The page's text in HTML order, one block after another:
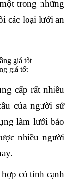
trong những
các loại lưới an
giá tốt
cấp rất nhiều
của người sử
làm lưới bảo
nhiều người
có tính cạnh